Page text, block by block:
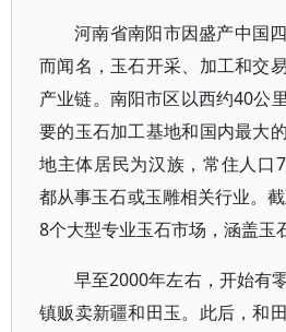
河南省南阳市因盛产中国
而闻名，玉石开采、加工和交
产业链。南阳市区以西约40公
要的玉石加工基地和国内最大
地主体居民为汉族，常住人口
都从事玉石或玉雕相关行业。
8个大型专业玉石市场，涵盖玉
早至2000年左右，开始有
镇贩卖新疆和田玉。此后，和